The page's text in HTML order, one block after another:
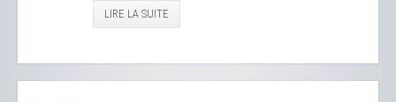
LIRE LA SUITE